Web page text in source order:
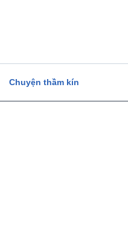
Chuyện thầm kín